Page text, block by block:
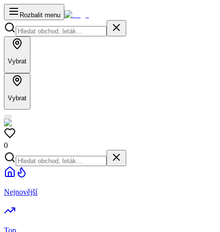
Rozbalit menu
Vybrat
Vybrat
0
Nejnovější